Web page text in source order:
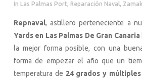
In Las Palmas Port, Reparación Naval,
Repnaval, astillero perteneciente a
Yards en Las Palmas De Gran Canaria
la mejor forma posible, con una
forma de empezar el año que un
temperatura de 24 grados y